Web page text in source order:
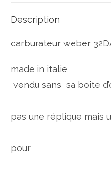
Description
carburateur weber
made in italie
vendu sans sa boite
pas une réplique mais
pour